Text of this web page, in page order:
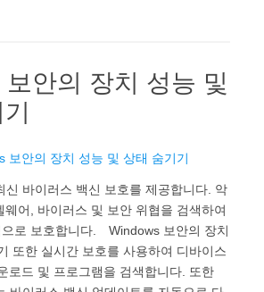
안의 장치 성능 및
신 바이러스 백신 보호를 제공합니다. 악
웨어, 바이러스 및 보안 위협을 검색하여
으로 보호합니다. Windows 보안의 장치
또한 실시간 보호를 사용하여 디바이스
로드 및 프로그램을 검색합니다. 또한